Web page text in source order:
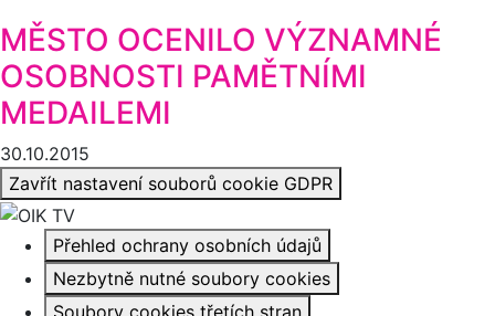
MĚSTO OCENILO VÝZNAMNÉ
OSOBNOSTI PAMĚTNÍMI
MEDAILEMI
30.10.2015
Zavřít nastavení souborů cookie GDPR
Přehled ochrany osobních údajů
Nezbytně nutné soubory cookies
Soubory cookies třetích stran